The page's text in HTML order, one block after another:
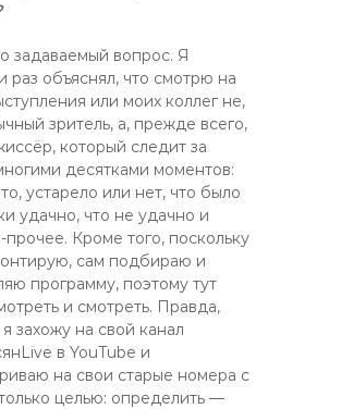
задаваемый вопрос. Я
раз объяснял, что смотрю на
или моих коллег не,
зритель, а, прежде всего,
который следит за
десятками моментов:
устарело или нет, что было
удачно, что не удачно и
прочее. Кроме того, поскольку
сам подбираю и
программу, поэтому тут
и смотреть. Правда,
захожу на свой канал
в YouTube и
на свои старые номера с
целью: определить —